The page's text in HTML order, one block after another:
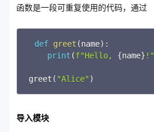
函数是一段可重复使用的代码，通过
def greet (name) :
print (f"Hello, {name} !"
greet ( "Alice" )
导入模块